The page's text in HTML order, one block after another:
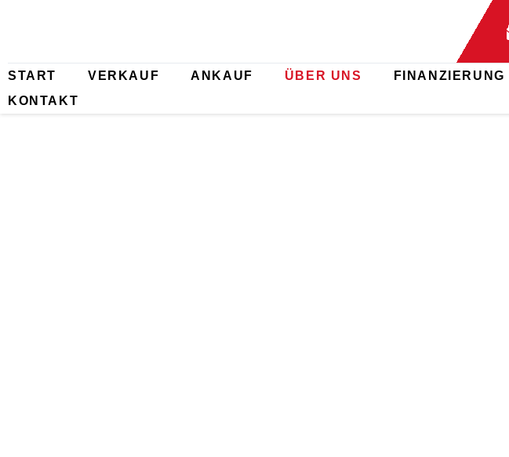
START VERKAUF ANKAUF ÜBER UNS FINANZIERUNG
KONTAKT